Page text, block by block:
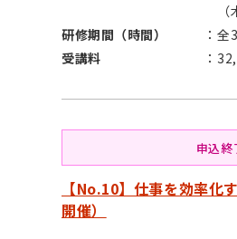
研修期間（時間）
全
受講料
申込終
【No.10】仕事を効率化
開催）